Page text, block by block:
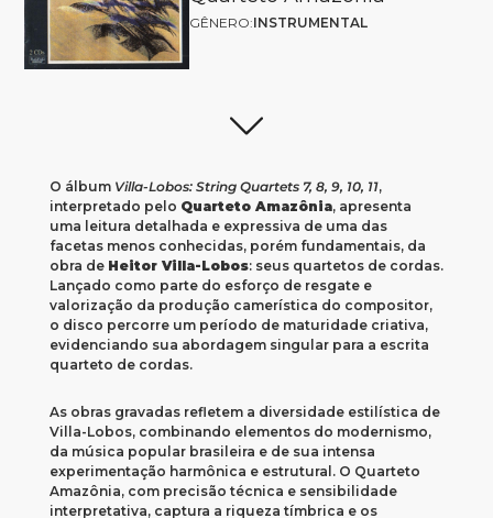
GÊNERO:INSTRUMENTAL
O álbum Villa-Lobos: String Quartets 7, 8, 9, 10, 11,
interpretado pelo Quarteto Amazônia, apresenta
uma leitura detalhada e expressiva de uma das
facetas menos conhecidas, porém fundamentais, da
obra de Heitor Villa-Lobos: seus quartetos de cordas.
Lançado como parte do esforço de resgate e
valorização da produção camerística do compositor,
o disco percorre um período de maturidade criativa,
evidenciando sua abordagem singular para a escrita
quarteto de cordas.
As obras gravadas refletem a diversidade estilística de
Villa-Lobos, combinando elementos do modernismo,
da música popular brasileira e de sua intensa
experimentação harmônica e estrutural. O Quarteto
Amazônia, com precisão técnica e sensibilidade
interpretativa, captura a riqueza tímbrica e os